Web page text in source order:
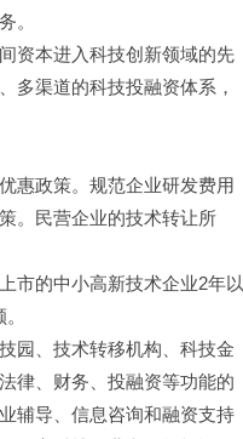
。
资本进入科技创新领域的先
多渠道的科技投融资体系，
惠政策。规范企业研发费用
。民营企业的技术转让所
市的中小高新技术企业2年以
园、技术转移机构、科技金
律、财务、投融资等功能的
辅导、信息咨询和融资支持